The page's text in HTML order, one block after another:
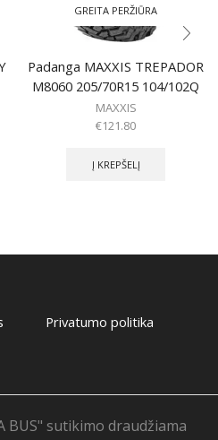
GREITA PERŽIŪRA
Padanga MAXXIS TREPADOR
M8060 205/70R15 104/102Q
MAXXIS
€121.80
Į KREPŠELĮ
Privatumo politika
BUS" sutikimo draudžiama